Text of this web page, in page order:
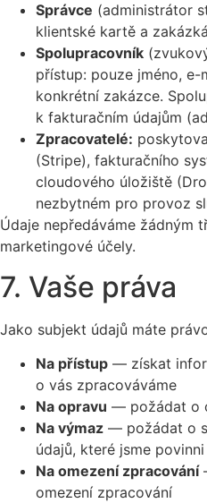
Správce (administrátor
klientské kartě a
Spolupracovník
přístup: pouze jméno,
konkrétní zakázce.
k fakturačním údajům
Zpracovatelé:
(Stripe), fakturačního
cloudového úložiště
nezbytném pro provoz
Údaje nepředáváme žádným
marketingové účely.
7. Vaše práva
Jako subjekt údajů máte
Na přístup — získat
o vás zpracováváme
Na opravu — požádat o
Na výmaz — požádat o
údajů, které jsme
Na omezení zpracování
omezení zpracování